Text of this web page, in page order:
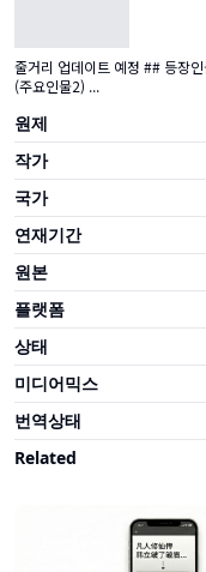
줄거리 업데이트 예정 ## 등장
(주요인물2) ...
원제
작가
국가
연재기간
원본
플랫폼
상태
미디어믹스
번역상태
Related